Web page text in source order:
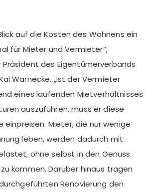
auf die Kosten des Wohnens ein
für Mieter und Vermieter“,
des Eigentümerverbands
Warnecke. „Ist der Vermieter
eines laufenden Mietverhältnisses
auszuführen, muss er diese
einpreisen. Mieter, die nur wenige
leben, werden dadurch mit
ohne selbst in den Genuss
kommen. Darüber hinaus tragen
Renovierung den